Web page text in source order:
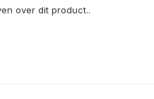
over dit product..